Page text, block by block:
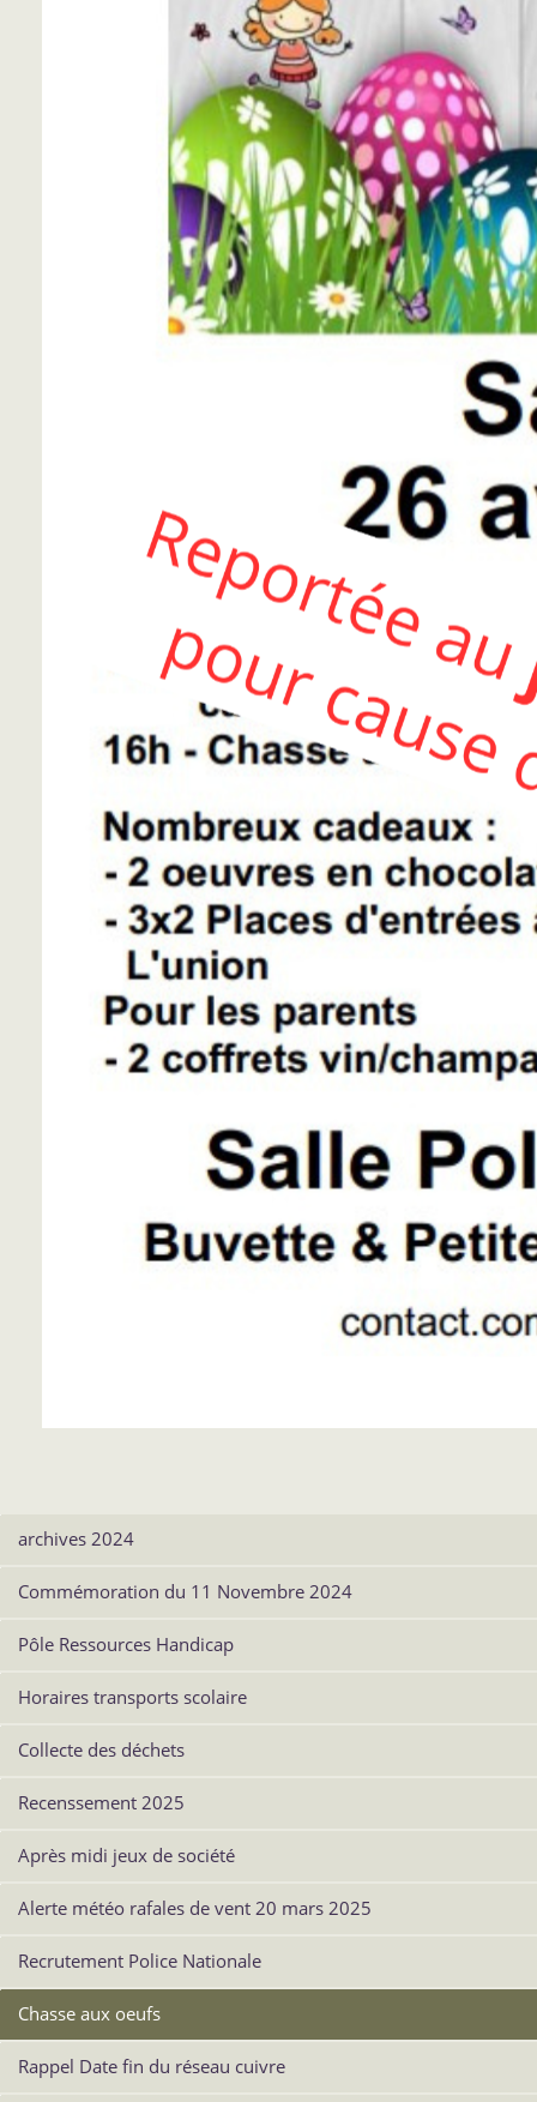
archives 2024
Commémoration du 11 Novembre 2024
Pôle Ressources Handicap
Horaires transports scolaire
Collecte des déchets
Recenssement 2025
Après midi jeux de société
Alerte météo rafales de vent 20 mars 2025
Recrutement Police Nationale
Chasse aux oeufs
Rappel Date fin du réseau cuivre